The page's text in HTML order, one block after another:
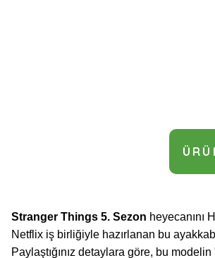
Stranger Things 5. Sezon heyecanını
Netflix iş birliğiyle hazırlanan bu
Paylaştığınız detaylara göre, bu